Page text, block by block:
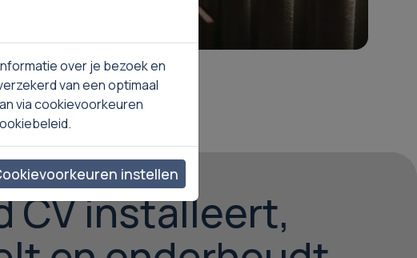
Lees meer
CV installeert,
over je bezoek en
van een optimaal
via cookievoorkeuren
instellen